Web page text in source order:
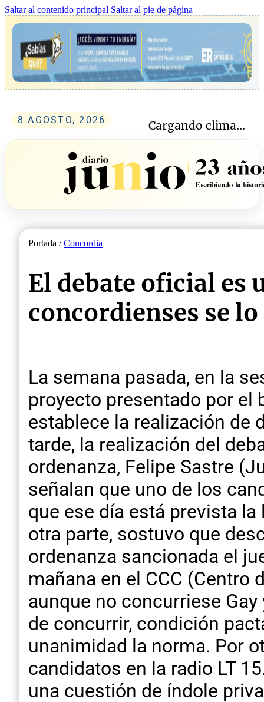
Saltar al contenido principal Saltar al pie de página
8 AGOSTO, 2026 Cargando clima...
Portada /Concordia
El debate oficial es
concordienses se
La semana pasada, en la
proyecto presentado por el
establece la realización de
tarde, la realización del
ordenanza, Felipe Sastre
señalan que uno de los
que ese día está prevista
otra parte, sostuvo que
ordenanza sancionada el
mañana en el CCC (Centro
aunque no concurriese
de concurrir, condición
unanimidad la norma. Por
candidatos en la radio LT
una cuestión de índole